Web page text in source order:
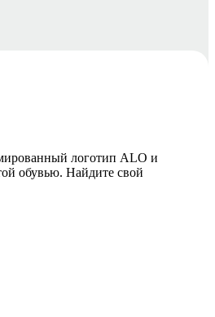
логотип ALO и
обувью. Найдите свой